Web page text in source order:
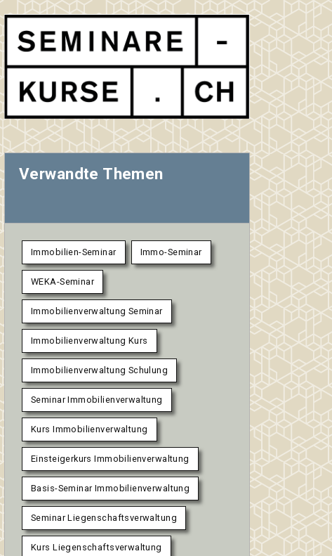
Verwandte Themen
Immobilien-Seminar Immo-Seminar
WEKA-Seminar
Immobilienverwaltung Seminar
Immobilienverwaltung Kurs
Immobilienverwaltung Schulung
Seminar Immobilienverwaltung
Kurs Immobilienverwaltung
Einsteigerkurs Immobilienverwaltung
Basis-Seminar Immobilienverwaltung
Seminar Liegenschaftsverwaltung
Kurs Liegenschaftsverwaltung